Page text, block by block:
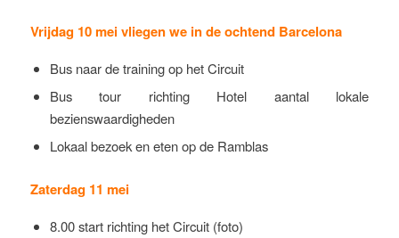
Vrijdag 10 mei vliegen we in de ochtend Barcelona
Bus naar de training op het Circuit
Bus tour richting Hotel aantal lokale
bezienswaardigheden
Lokaal bezoek en eten op de Ramblas
Zaterdag 11 mei
8.00 start richting het Circuit (foto)